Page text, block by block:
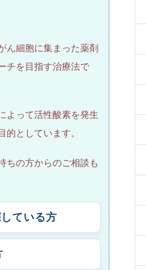
ん細胞に集まった薬剤
チを目指す治療法で
よって活性酸素を発生
としています。
ちの方からのご相談も
ている方